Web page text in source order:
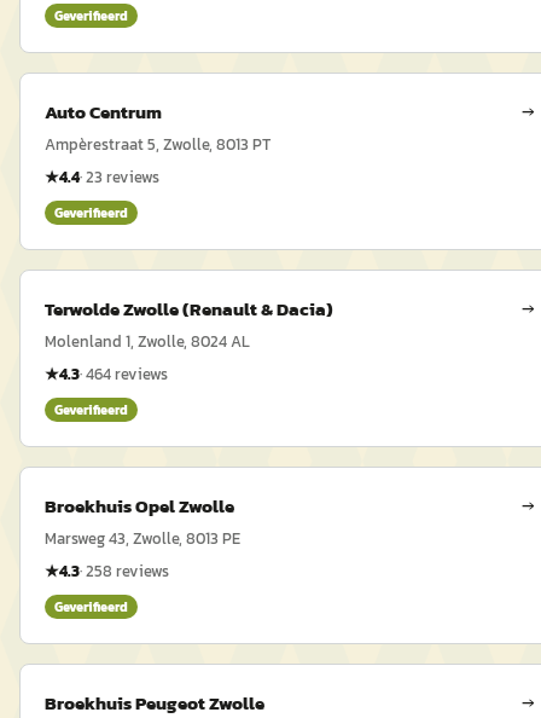
Geverifieerd
Auto Centrum →
Ampèrestraat 5, Zwolle, 8013 PT
★4.4·23 reviews
Geverifieerd
Terwolde Zwolle (Renault & Dacia) →
Molenland 1, Zwolle, 8024 AL
★4.3·464reviews
Geverifieerd
Broekhuis Opel Zwolle →
Marsweg 43, Zwolle, 8013 PE
★4.3·258 reviews
Geverifieerd
Broekhuis Peugeot Zwolle →